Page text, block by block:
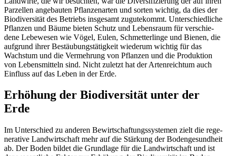
Parzellen ange­bauten Pflan­zen­arten und sorten wichtig, da dies der
Biodi­ver­sität des Betriebs insge­samt zugu­te­kommt. Unter­schied­liche
Pflanzen und Bäume bieten Schutz und Lebens­raum für verschie­
dene Lebe­wesen wie Vögel, Eulen, Schmet­ter­linge und Bienen, die
aufgrund ihrer Bestäu­bungs­tä­tig­keit wiederum wichtig für das
Wachstum und die Vermeh­rung von Pflanzen und die Produk­tion
von Lebens­mit­teln sind. Nicht zuletzt hat der Arten­reichtum auch
Einfluss auf das Leben in der Erde.
Erhö­hung der Biodi­ver­sität unter der
Erde
Im Unter­schied zu anderen Bewirt­schaf­tungs­sys­temen zielt die rege­
ne­ra­tive Land­wirt­schaft mehr auf die Stär­kung der Boden­ge­sund­heit
ab. Der Boden bildet die Grund­lage für die Land­wirt­schaft und ist